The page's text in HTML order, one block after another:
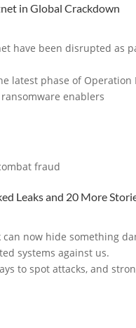
in Global Crackdown
have been disrupted as
latest phase of Operation
enablers
fraud
Leaks and 20 More
now hide something
systems against us.
to spot attacks, and